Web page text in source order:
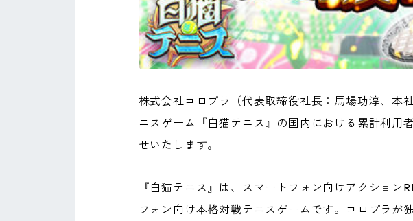
株式会社コロプラ（代表取締役社長：馬場功淳、本
ニスゲーム『白猫テニス』の国内における累計利
せいたします。
『白猫テニス』は、スマートフォン向けアクショ
フォン向け本格対戦テニスゲームです。コロプラが